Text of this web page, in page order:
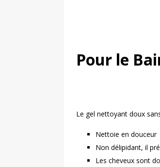
Pour le
Le gel nettoyant doux
Nettoie en douceur
Non délipidant, il
Les cheveux sont